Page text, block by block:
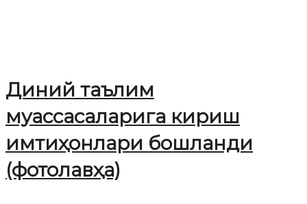
Диний таълим
муассасаларига кириш
имтиҳонлари бошланди
(фотолавҳа)